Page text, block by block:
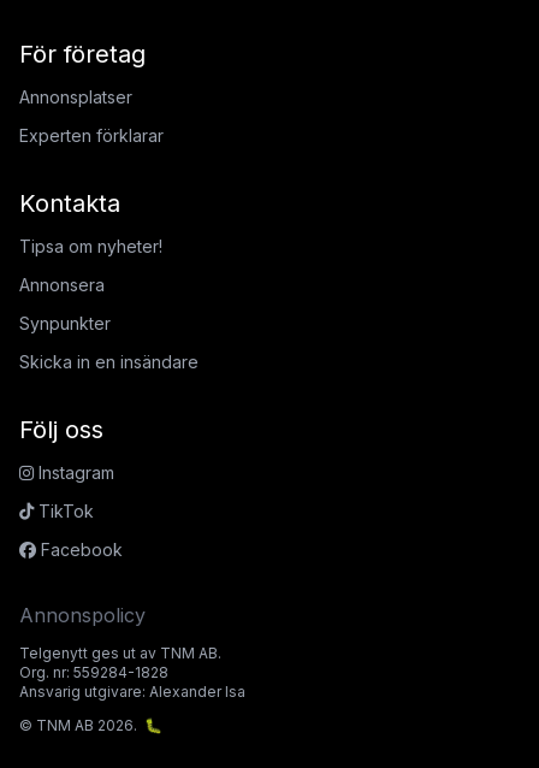
För företag
Annonsplatser
Experten förklarar
Kontakta
Tipsa om nyheter!
Annonsera
Synpunkter
Skicka in en insändare
Följ oss
Instagram
TikTok
Facebook
Annonspolicy
Telgenytt ges ut av TNM AB.
Org. nr: 559284-1828
Ansvarig utgivare: Alexander Isa
© TNM AB 2026. 🐛